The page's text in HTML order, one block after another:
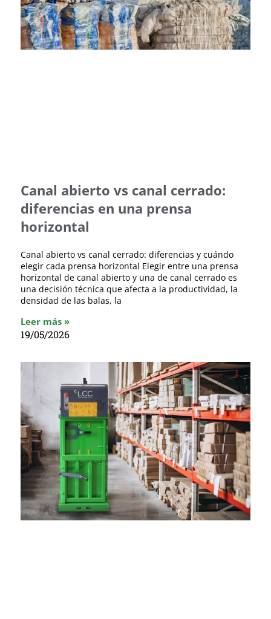
Canal abierto vs canal cerrado:
diferencias en una prensa
horizontal
Canal abierto vs canal cerrado: diferencias y cuándo
elegir cada prensa horizontal Elegir entre una prensa
horizontal de canal abierto y una de canal cerrado es
una decisión técnica que afecta a la productividad, la
densidad de las balas, la
Leer más »
19/05/2026